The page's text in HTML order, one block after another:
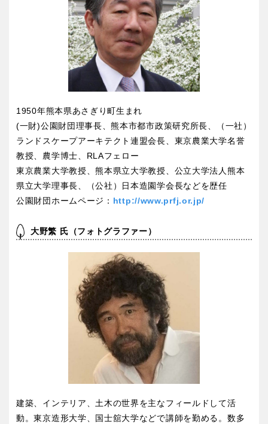
香川 愛媛
高知
九州・沖縄
福岡
長崎 熊本
大分
特徴で探す
1950年熊本県あさぎり町生まれ
(一財)公園財団理事長、熊本市都市政策研究所長、（一社）
ランドスケープアーキテクト連盟会長、東京農業大学名誉
教授、農学博士、RLAフェロー
東京農業大学教授、熊本県立大学教授、公立大学法人熊本
県立大学理事長、（公社）日本造園学会長などを歴任
公園財団ホームページ： http://www.prfj.or.jp/
大野繁 氏（フォトグラファー）
建築、インテリア、土木の世界を主なフィールドして活
動。東京造形大学、国士舘大学などで講師を勤める。数多